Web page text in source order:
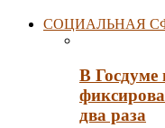
СОЦИАЛЬНАЯ
В Госдуме
два раза